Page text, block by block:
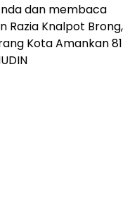
dan membaca
Razia Knalpot Brong,
Kota Amankan 81